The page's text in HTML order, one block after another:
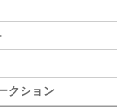
クション